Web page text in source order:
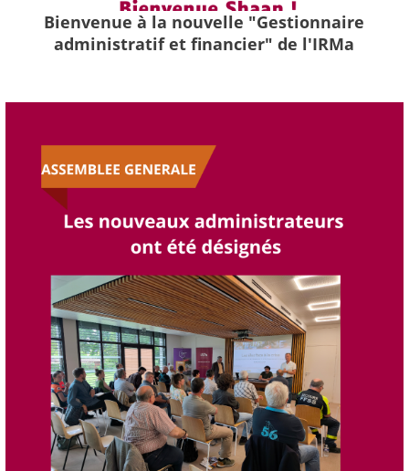
Bienvenue à la nouvelle "Gestionnaire
administratif et financier" de l'IRMa